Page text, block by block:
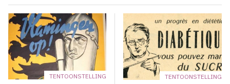
TENTOONSTELLING TENTOONSTELLING